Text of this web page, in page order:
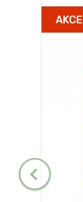
AKCE